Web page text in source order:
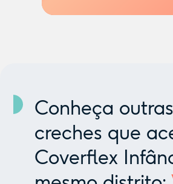
Conheça outras
creches que
Coverflex